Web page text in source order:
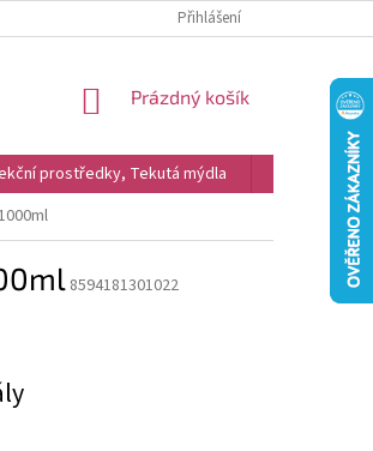
PODMÍNKY OCHRANY OSOBNÍCH ÚDAJŮ A COOKIES
Přihlášení
NÁKUPNÍ
Prázdný košík
prostředky, Tekutá mýdla
Kosmetika
8594181301022